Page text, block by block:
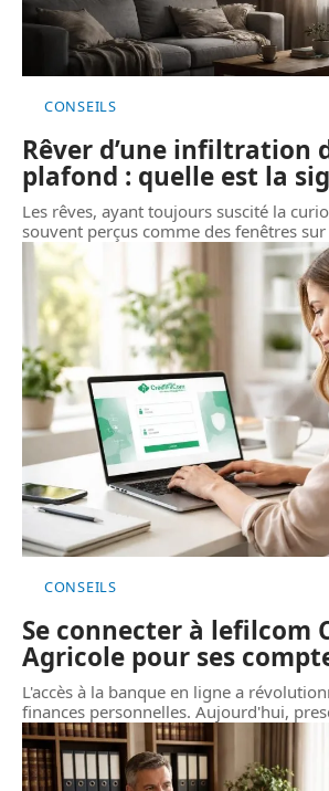
CONSEILS
Rêver d’une infiltration
plafond : quelle est la
Les rêves, ayant toujours suscité la
souvent perçus comme des fenêtres
CONSEILS
Se connecter à lefilcom
Agricole pour ses
L'accès à la banque en ligne a
finances personnelles. Aujourd'hui,